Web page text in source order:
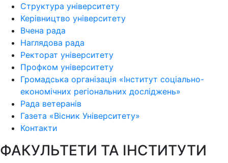
Структура університету
Керівництво університету
Вчена рада
Наглядова рада
Ректорат університету
Профком університету
Громадська організація «Інститут соціально-
економічних регіональних досліджень»
Рада ветеранів
Газета «Вісник Університету»
Контакти
ФАКУЛЬТЕТИ ТА ІНСТИТУТИ